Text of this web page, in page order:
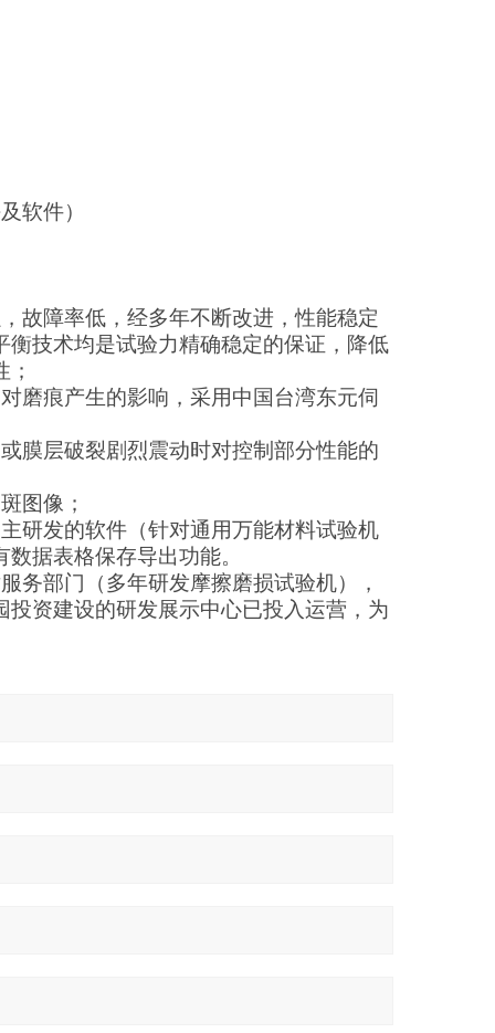
件）
故障率低，经多年不断改进，性能稳定
技术均是试验力精确稳定的保证，降低
磨痕产生的影响，采用中国台湾东元伺
膜层破裂剧烈震动时对控制部分性能的
图像；
研发的软件（针对通用万能材料试验机
据表格保存导出功能。
务部门（多年研发摩擦磨损试验机），
资建设的研发展示中心已投入运营，为